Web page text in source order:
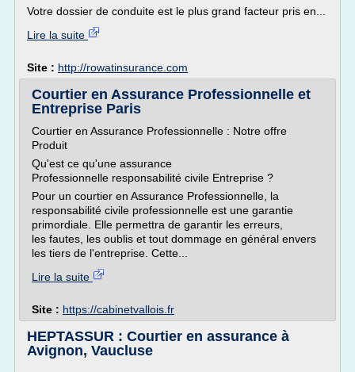
Votre dossier de conduite est le plus grand facteur pris en...
Lire la suite
Site : http://rowatinsurance.com
Courtier en Assurance Professionnelle et
Entreprise Paris
Courtier en Assurance Professionnelle : Notre offre
Produit
Qu'est ce qu'une assurance
Professionnelle responsabilité civile Entreprise ?
Pour un courtier en Assurance Professionnelle, la
responsabilité civile professionnelle est une garantie
primordiale. Elle permettra de garantir les erreurs,
les fautes, les oublis et tout dommage en général envers
les tiers de l'entreprise. Cette...
Lire la suite
Site : https://cabinetvallois.fr
HEPTASSUR : Courtier en assurance à
Avignon, Vaucluse